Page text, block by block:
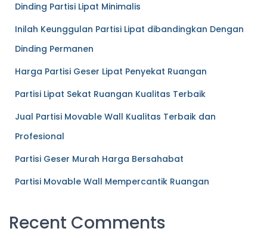
Dinding Partisi Lipat Minimalis
Inilah Keunggulan Partisi Lipat dibandingkan Dengan
Dinding Permanen
Harga Partisi Geser Lipat Penyekat Ruangan
Partisi Lipat Sekat Ruangan Kualitas Terbaik
Jual Partisi Movable Wall Kualitas Terbaik dan
Profesional
Partisi Geser Murah Harga Bersahabat
Partisi Movable Wall Mempercantik Ruangan
Recent Comments